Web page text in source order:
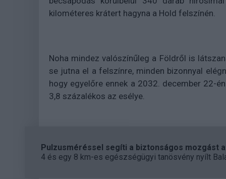
kilométeres krátert hagyna a Hold felszínén.
Noha mindez valószínűleg a Földről is
se jutna el a felszínre, minden bizonnyal
hogy egyelőre ennek a 2032. december 22-
3,8 százalékos az esélye.
Pulzusméréssel segíti a biztonságos mozgást
4 és egy 8 km-es egészségügyi tanösvény nyílt